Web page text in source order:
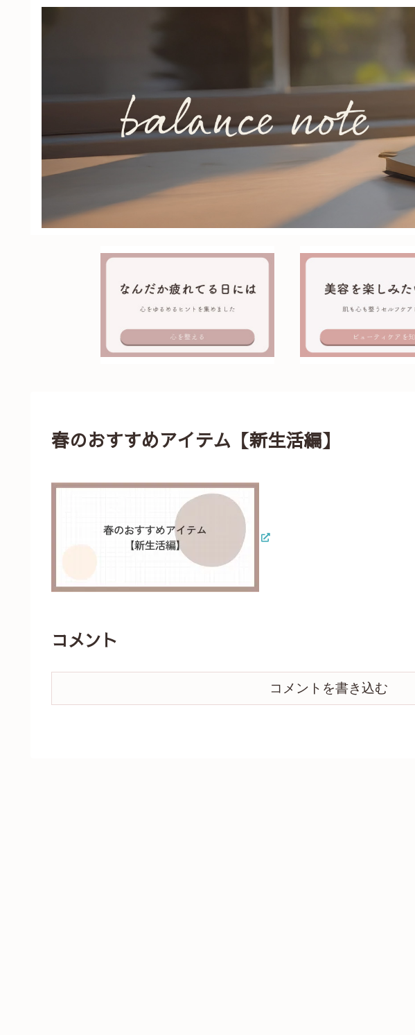
春のおすすめアイテム【新生活編】
コメント
コメントを書き込む